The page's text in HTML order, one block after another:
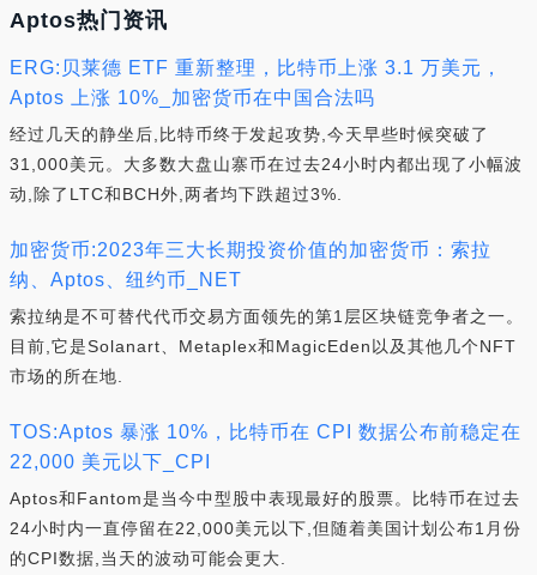
Aptos热门资讯
ERG:贝莱德 ETF 重新整理，比特币上涨 3.1 万美元，
Aptos 上涨 10%_加密货币在中国合法吗
经过几天的静坐后,比特币终于发起攻势,今天早些时候突破了
31,000美元。大多数大盘山寨币在过去24小时内都出现了小幅波
动,除了LTC和BCH外,两者均下跌超过3%.
加密货币:2023年三大长期投资价值的加密货币：索拉
纳、Aptos、纽约币_NET
索拉纳是不可替代代币交易方面领先的第1层区块链竞争者之一。
目前,它是Solanart、Metaplex和MagicEden以及其他几个NFT
市场的所在地.
TOS:Aptos 暴涨 10%，比特币在 CPI 数据公布前稳定在
22,000 美元以下_CPI
Aptos和Fantom是当今中型股中表现最好的股票。比特币在过去
24小时内一直停留在22,000美元以下,但随着美国计划公布1月份
的CPI数据,当天的波动可能会更大.